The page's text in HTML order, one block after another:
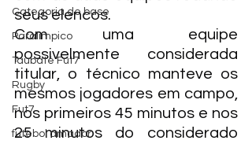
Categoria de base
Paralímpico
Taubaté Fut7
Rugby
Fut7
futebol amador
seus elencos.
Com uma equipe
possivelmente considerada
titular, o técnico manteve os
mesmos jogadores em campo,
nos primeiros 45 minutos e nos
25 minutos do considerado